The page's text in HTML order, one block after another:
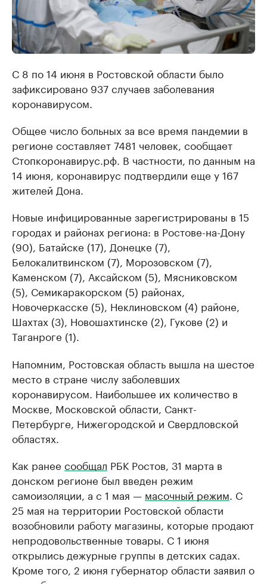
С 8 по 14 июня в Ростовской области было
зафиксировано 937 случаев заболевания
коронавирусом.
Общее число больных за все время пандемии в
регионе составляет 7481 человек, сообщает
Стопкоронавирус.рф. В частности, по данным на
14 июня, коронавирус подтвердили еще у 167
жителей Дона.
Новые инфицированные зарегистрированы в 15
городах и районах региона: в Ростове-на-Дону
(90), Батайске (17), Донецке (7),
Белокалитвинском (7), Морозовском (7),
Каменском (7), Аксайском (5), Мясниковском
(5), Семикаракорском (5) районах,
Новочеркасске (5), Неклиновском (4) районе,
Шахтах (3), Новошахтинске (2), Гукове (2) и
Таганроге (1).
Напомним, Ростовская область вышла на шестое
место в стране числу заболевших
коронавирусом. Наибольшее их количество в
Москве, Московской области, Санкт-
Петербурге, Нижегородской и Свердловской
областях.
Как ранее сообщал РБК Ростов, 31 марта в
донском регионе был введен режим
самоизоляции, а с 1 мая — масочный режим. С
25 мая на территории Ростовской области
возобновили работу магазины, которые продают
непродовольственные товары. С 1 июня
открылись дежурные группы в детских садах.
Кроме того, 2 июня губернатор области заявил о